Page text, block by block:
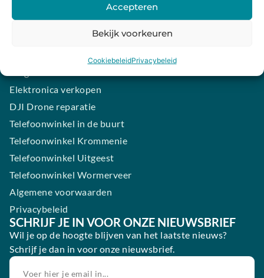
Accepteren
Bekijk voorkeuren
CookiebeleidPrivacybeleid
iPhone laten maken
Samsung smartphone laten maken
Elektronica verkopen
DJI Drone reparatie
Telefoonwinkel in de buurt
Telefoonwinkel Krommenie
Telefoonwinkel Uitgeest
Telefoonwinkel Wormerveer
Algemene voorwaarden
Privacybeleid
SCHRIJF JE IN VOOR ONZE NIEUWSBRIEF
Wil je op de hoogte blijven van het laatste nieuws?
Schrijf je dan in voor onze nieuwsbrief.